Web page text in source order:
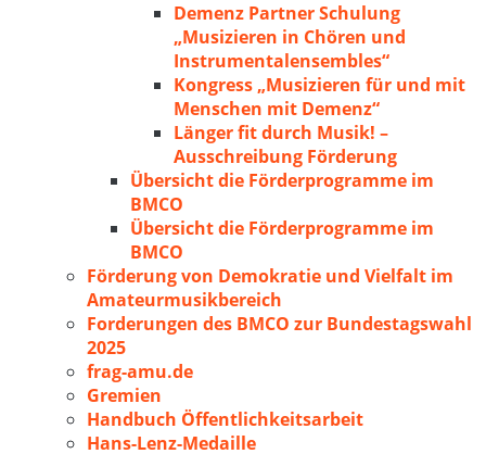
Demenz Partner Schulung
„Musizieren in Chören und
Instrumentalensembles“
Kongress „Musizieren für und mit
Menschen mit Demenz“
Länger fit durch Musik! –
Ausschreibung Förderung
Übersicht die Förderprogramme im
BMCO
Übersicht die Förderprogramme im
BMCO
Förderung von Demokratie und Vielfalt im
Amateurmusikbereich
Forderungen des BMCO zur Bundestagswahl
2025
frag-amu.de
Gremien
Handbuch Öffentlichkeitsarbeit
Hans-Lenz-Medaille